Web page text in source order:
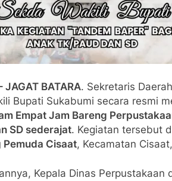
JAGAT BATARA. Sekretaris
Bupati Sukabumi secara resmi
Empat Jam Bareng
SD sederajat. Kegiatan tersebut
Pemuda Cisaat, Kecamatan
Kepala Dinas